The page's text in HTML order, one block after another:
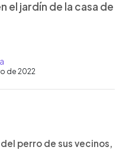
el jardín de la casa de
de 2022
perro de sus vecinos,